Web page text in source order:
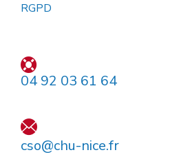
RGPD
04 92 03 61 64
cso@chu-nice.fr